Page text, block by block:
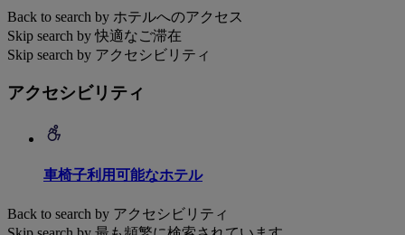
Back to search by ホテルへのアクセス
Skip search by 快適なご滞在
Skip search by アクセシビリティ
アクセシビリティ
車椅子利用可能なホテル
Back to search by アクセシビリティ